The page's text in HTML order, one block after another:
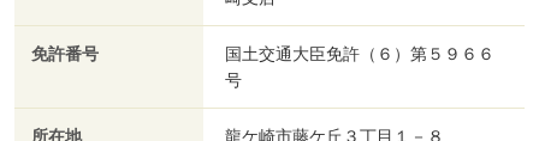
免許番号
国土交通大臣免許（６）第５９６６
号
龍ケ崎市藤ケ丘３丁目１－８